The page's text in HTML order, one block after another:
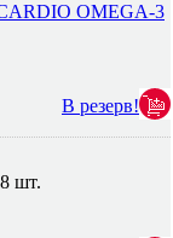
OMEGA-3
В резерв!
шт.